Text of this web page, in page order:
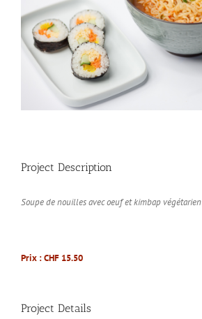
Project Description
Soupe de nouilles avec oeuf et kimbap végétarien
Prix : CHF 15.50
Project Details